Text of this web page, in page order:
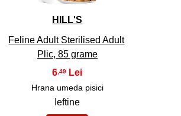
HILL'S
Feline Adult Sterilised Adult
Plic, 85 grame
6 ,49
Hrana umeda pisici
Ieftine